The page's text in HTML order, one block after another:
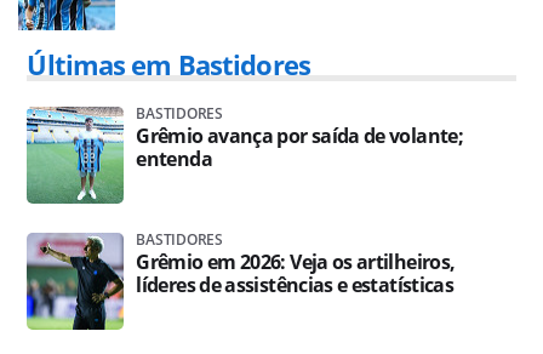
Últimas em Bastidores
BASTIDORES
Grêmio avança por saída de volante;
entenda
BASTIDORES
Grêmio em 2026: Veja os artilheiros,
líderes de assistências e estatísticas